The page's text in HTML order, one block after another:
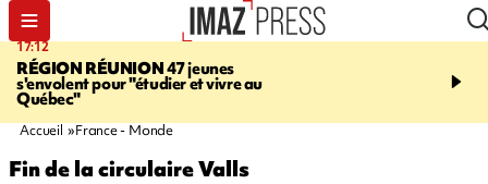
17:12
RÉGION RÉUNION47 jeunes
s'envolent pour "étudier et vivre au
Québec"
19:05
chute de 6 mètres lors
Accueil France - Monde
Fin de la circulaire Valls